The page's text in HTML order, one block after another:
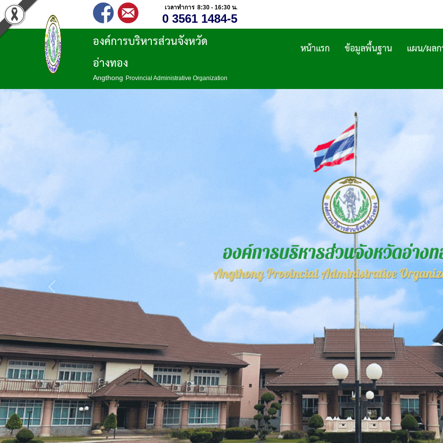
เวลาทำการ 8:30 - 16:30 น.
0 3561 1484-5
องค์การบริหารส่วนจังหวัด
อ่างทอง
Angthong Provincial Administrative Organization
แผน/ผลก
ข้อมูลพื้นฐาน
หน้าแรก
Previous